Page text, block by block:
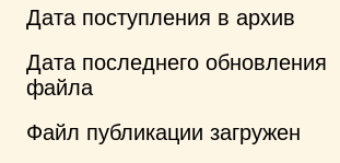
Дата поступления в архив
Дата последнего обновления
файла
Файл публикации загружен